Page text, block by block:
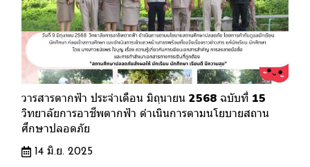
วารสารตากฟ้า ประจำเดือน มิถุนายน 2568 ฉบับที่ 15
วิทยาลัยการอาชีพตากฟ้า ดำเนินการตามนโยบายสถาน
ศึกษาปลอดภัย
14 มิ.ย. 2025